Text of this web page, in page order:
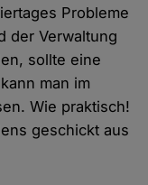
Probleme
der Verwaltung
sollte eine
man im
Wie praktisch!
geschickt aus